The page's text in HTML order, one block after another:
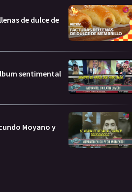
de dulce de
sentimental
Moyano y